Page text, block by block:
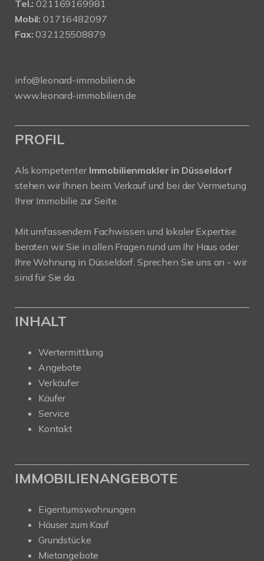
Tel.: 021169169981
Mobil: 01716482097
Fax: 032125508879
info@leonard-immobilien.de
www.leonard-immobilien.de
PROFIL
Als kompetenter Immobilienmakler in Düsseldorf
stehen wir Ihnen beim Verkauf und bei der Vermietung
Ihrer Immobilie zur Seite.
Mit umfassendem Fachwissen und lokaler Expertise
beraten wir Sie in allen Fragen rund um Ihr Haus oder
Ihre Wohnung in Düsseldorf. Sprechen Sie uns an - wir
sind für Sie da.
INHALT
Wertermittlung
Angebote
Verkäufer
Käufer
Service
Kontakt
IMMOBILIENANGEBOTE
Eigentumswohnungen
Häuser zum Kauf
Grundstücke
Mietangebote